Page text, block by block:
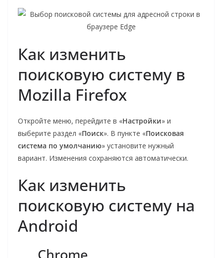
Как изменить
поисковую систему в
Mozilla Firefox
Откройте меню, перейдите в «Настройки» и
выберите раздел «Поиск». В пункте «Поисковая
система по умолчанию» установите нужный
вариант. Изменения сохраняются автоматически.
Как изменить
поисковую систему на
Android